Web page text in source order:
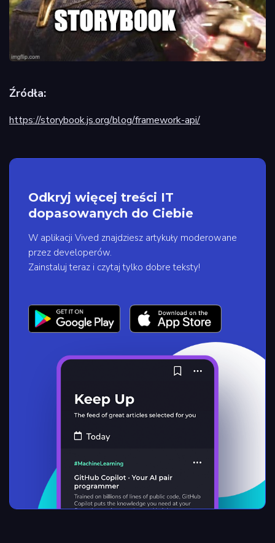
Źródła:
https://storybook.js.org/blog/framework-api/
Odkryj więcej treści IT
dopasowanych do Ciebie
W aplikacji Vived znajdziesz artykuły moderowane
przez developerów.
Zainstaluj teraz i czytaj tylko dobre teksty!